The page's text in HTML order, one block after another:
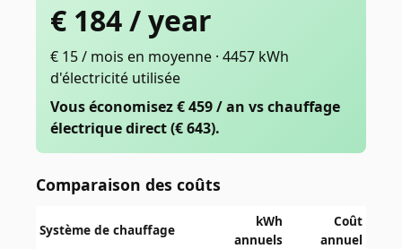
€ 184/ year
€ 15 / mois en moyenne · 4457 kWh
d'électricité utilisée
Vous économisez € 459 / an vs chauffage
électrique direct (€ 643).
Comparaison des coûts
Système de chauffage
kWh
annuels
Coût
annuel